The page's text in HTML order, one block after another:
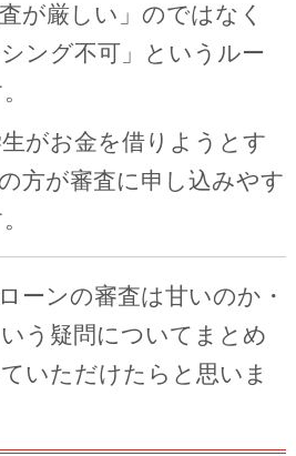
が厳しい」のではなく
ング不可」というルー
がお金を借りようとす
方が審査に申し込みやす
ーンの審査は甘いのか・
う疑問についてまとめ
いただけたらと思いま